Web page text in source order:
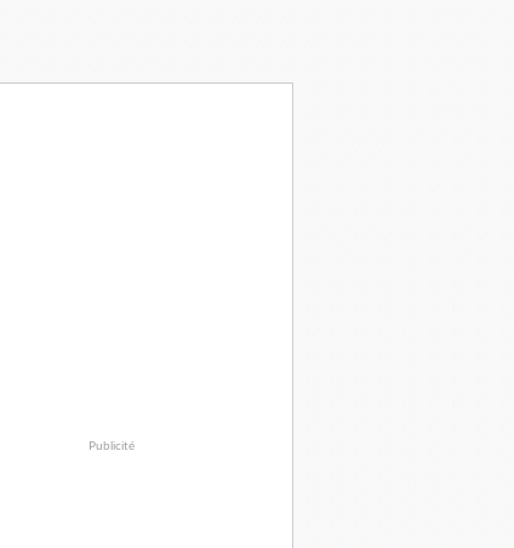
Publicité